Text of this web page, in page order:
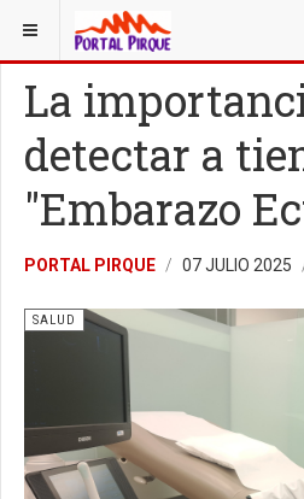
ESTÁ AQUÍ: SALUD
La
detectar a
"Embarazo
PORTAL PIRQUE 07 JULIO 2025
SALUD